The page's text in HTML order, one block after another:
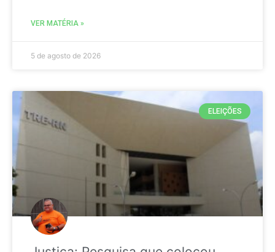
VER MATÉRIA »
5 de agosto de 2026
ELEIÇÕES